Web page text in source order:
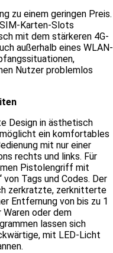
zu einem geringen Preis.
Karten-Slots
mit dem stärkeren 4G-
außerhalb eines WLAN-
Nutzer problemlos
Design in ästhetisch
ein komfortables
mit nur einer
rechts und links. Für
Pistolengriff mit
von Tags und Codes. Der
zerkratzte, zerknitterte
Entfernung von bis zu 1
oder dem
lassen sich
mit LED-Licht